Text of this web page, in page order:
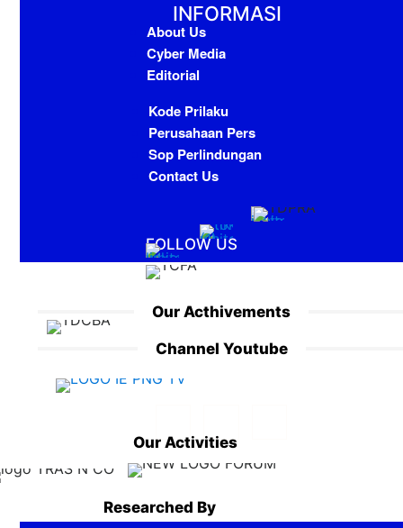
INFORMASI
About Us
Cyber Media
Editorial
Kode Prilaku
Perusahaan Pers
Sop Perlindungan
Contact Us
FOLLOW US
Our Acthivements
Channel Youtube
Our Activities
Researched By